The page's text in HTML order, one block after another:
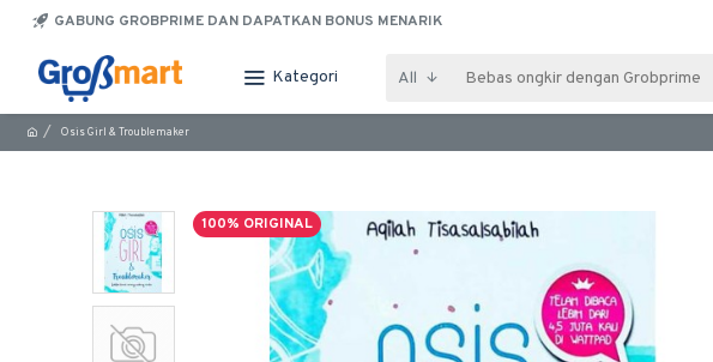
GABUNG GROBPRIME DAN DAPATKAN BONUS MENARIK
Kategori All
Osis Girl & Troublemaker
100% ORIGINAL